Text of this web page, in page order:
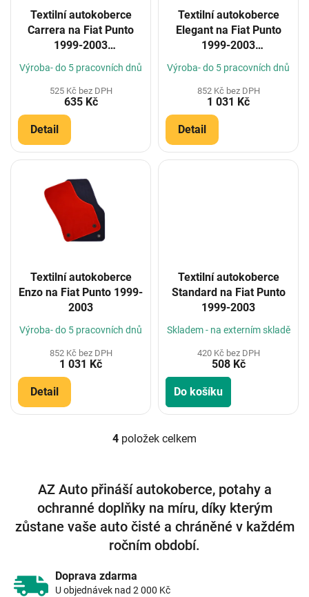
Textilní autokoberce
Carrera na Fiat Punto
1999-2003
Výroba- do 5 pracovních dnů
525 Kč bez DPH
635 Kč
Detail
Textilní autokoberce
Elegant na Fiat Punto
1999-2003
Výroba- do 5 pracovních dnů
852 Kč bez DPH
1 031 Kč
Detail
Textilní autokoberce
Enzo na Fiat Punto 1999-
2003
Výroba- do 5 pracovních dnů
852 Kč bez DPH
1 031 Kč
Detail
Textilní autokoberce
Standard na Fiat Punto
1999-2003
Skladem - na externím skladě
420 Kč bez DPH
508 Kč
Do košíku
O
á
d
a
c
í
p
k
4 položek celkem
AZ Auto přináší autokoberce, potahy a
ochranné doplňky na míru, díky kterým
zůstane vaše auto čisté a chráněné v každém
ročním období.
Doprava zdarma
U objednávek nad 2 000 Kč